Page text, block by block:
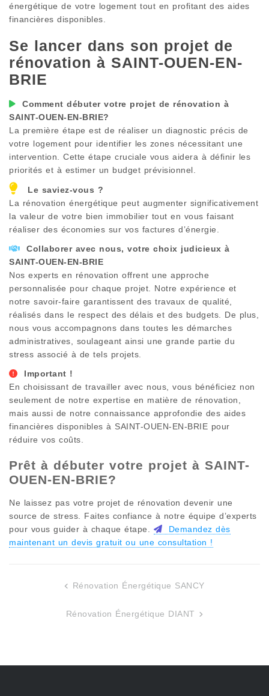
énergétique de votre logement tout en profitant des aides
financières disponibles.
Se lancer dans son projet de
rénovation à SAINT-OUEN-EN-
BRIE
Comment débuter votre projet de rénovation à
SAINT-OUEN-EN-BRIE?
La première étape est de réaliser un diagnostic précis de
votre logement pour identifier les zones nécessitant une
intervention. Cette étape cruciale vous aidera à définir les
priorités et à estimer un budget prévisionnel.
Le saviez-vous ?
La rénovation énergétique peut augmenter significativement
la valeur de votre bien immobilier tout en vous faisant
réaliser des économies sur vos factures d’énergie.
Collaborer avec nous, votre choix judicieux à
SAINT-OUEN-EN-BRIE
Nos experts en rénovation offrent une approche
personnalisée pour chaque projet. Notre expérience et
notre savoir-faire garantissent des travaux de qualité,
réalisés dans le respect des délais et des budgets. De plus,
nous vous accompagnons dans toutes les démarches
administratives, soulageant ainsi une grande partie du
stress associé à de tels projets.
Important !
En choisissant de travailler avec nous, vous bénéficiez non
seulement de notre expertise en matière de rénovation,
mais aussi de notre connaissance approfondie des aides
financières disponibles à SAINT-OUEN-EN-BRIE pour
réduire vos coûts.
Prêt à débuter votre projet à SAINT-
OUEN-EN-BRIE?
Ne laissez pas votre projet de rénovation devenir une
source de stress. Faites confiance à notre équipe d’experts
pour vous guider à chaque étape.
Demandez dès
maintenant un devis gratuit ou une consultation !
Rénovation Énergétique SANCY
Rénovation Énergétique DIANT